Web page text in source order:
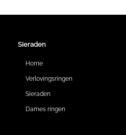
Sieraden
Home
Verlovingsringen
Sieraden
Dames ringen